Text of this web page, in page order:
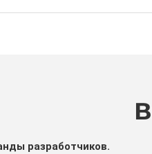
разработчиков.